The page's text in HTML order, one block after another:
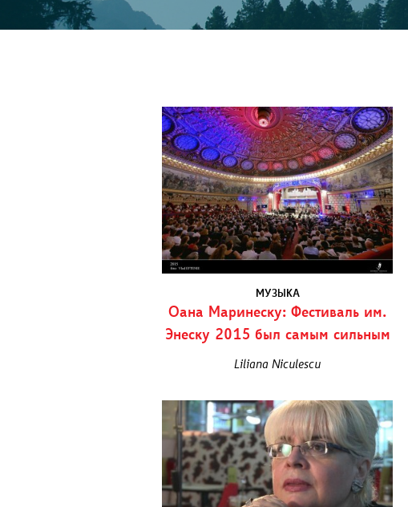
МУЗЫКА
Оана Маринеску: Фестиваль им.
Энеску 2015 был самым сильным
Liliana Niculescu